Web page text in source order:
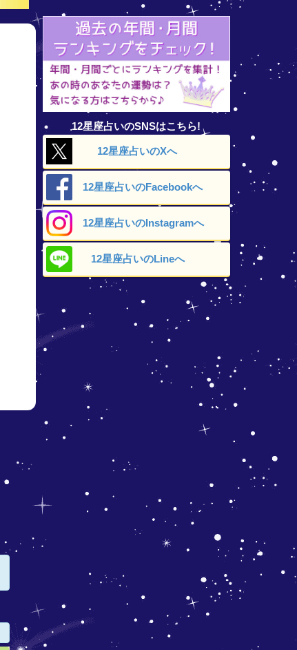
12星座占いのSNSはこちら!
12星座占いのXへ
12星座占いのFacebookへ
12星座占いのInstagramへ
12星座占いのLineへ